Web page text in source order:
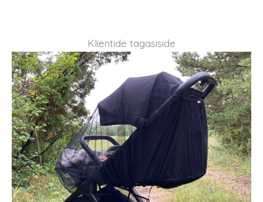
Klientide tagasiside